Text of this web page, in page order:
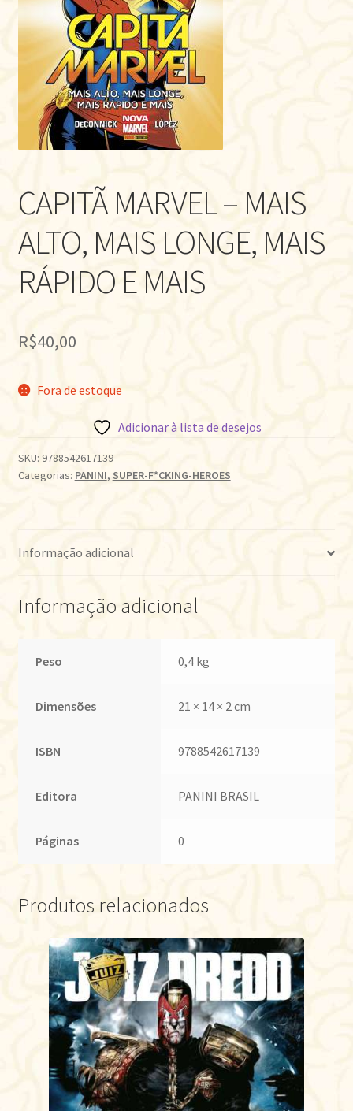
CAPITÃ MARVEL – MAIS
ALTO, MAIS LONGE, MAIS
RÁPIDO E MAIS
R$40,00
Fora de estoque
Adicionar à lista de desejos
SKU: 9788542617139
Categorias: PANINI, SUPER-F*CKING-HEROES
Informação adicional
Informação adicional
Peso 0,4 kg
Dimensões 21 × 14 × 2 cm
ISBN 9788542617139
Editora PANINI BRASIL
Páginas 0
Produtos relacionados